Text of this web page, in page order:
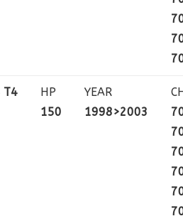
T4
HP
150
YEAR
1998>2003